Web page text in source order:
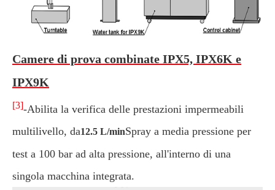
Camere di prova combinate IPX5, IPX6K e
IPX9K
[3]-Abilita la verifica delle prestazioni impermeabili
multilivello, da12.5 L/minSpray a media pressione per
test a 100 bar ad alta pressione, all'interno di una
singola macchina integrata.